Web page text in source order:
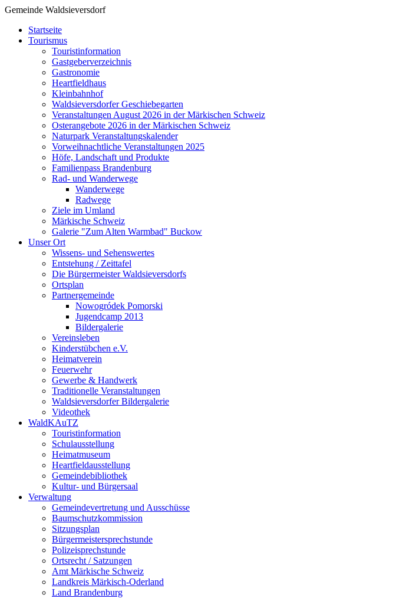
Gemeinde Waldsieversdorf
Startseite
Tourismus
Touristinformation
Gastgeberverzeichnis
Gastronomie
Heartfieldhaus
Kleinbahnhof
Waldsieversdorfer Geschiebegarten
Veranstaltungen August 2026 in der Märkischen Schweiz
Osterangebote 2026 in der Märkischen Schweiz
Naturpark Veranstaltungskalender
Vorweihnachtliche Veranstaltungen 2025
Höfe, Landschaft und Produkte
Familienpass Brandenburg
Rad- und Wanderwege
Wanderwege
Radwege
Ziele im Umland
Märkische Schweiz
Galerie "Zum Alten Warmbad" Buckow
Unser Ort
Wissens- und Sehenswertes
Entstehung / Zeittafel
Die Bürgermeister Waldsieversdorfs
Ortsplan
Partnergemeinde
Nowogródek Pomorski
Jugendcamp 2013
Bildergalerie
Vereinsleben
Kinderstübchen e.V.
Heimatverein
Feuerwehr
Gewerbe & Handwerk
Traditionelle Veranstaltungen
Waldsieversdorfer Bildergalerie
Videothek
WaldKAuTZ
Touristinformation
Schulausstellung
Heimatmuseum
Heartfieldausstellung
Gemeindebibliothek
Kultur- und Bürgersaal
Verwaltung
Gemeindevertretung und Ausschüsse
Baumschutzkommission
Sitzungsplan
Bürgermeistersprechstunde
Polizeisprechstunde
Ortsrecht / Satzungen
Amt Märkische Schweiz
Landkreis Märkisch-Oderland
Land Brandenburg